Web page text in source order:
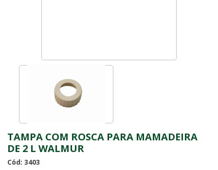
TAMPA COM ROSCA PARA MAMADEIRA
DE 2 L WALMUR
Cód: 3403